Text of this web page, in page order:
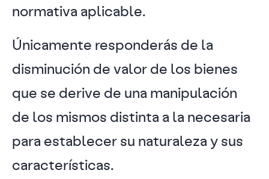
normativa aplicable.
Únicamente responderás de la
disminución de valor de los bienes
que se derive de una manipulación
de los mismos distinta a la necesaria
para establecer su naturaleza y sus
características.